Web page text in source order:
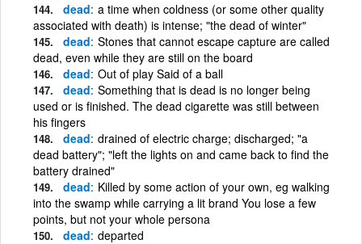
dead a time when coldness (or some other quality
associated with death) is intense; "the dead of winter"
dead Stones that cannot escape capture are called
dead, even while they are still on the board
dead Out of play Said of a ball
dead Something that is dead is no longer being
used or is finished. The dead cigarette was still between
his fingers
dead drained of electric charge; discharged; "a
dead battery"; "left the lights on and came back to find the
battery drained"
dead Killed by some action of your own, eg walking
into the swamp while carrying a lit brand You lose a few
points, but not your whole persona
dead departed